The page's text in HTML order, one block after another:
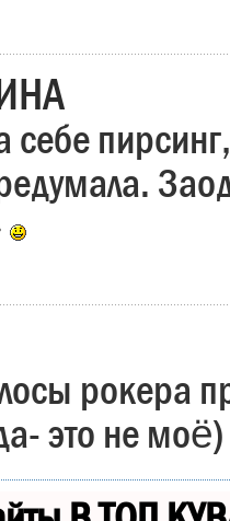
себе
рокера
это не моё)